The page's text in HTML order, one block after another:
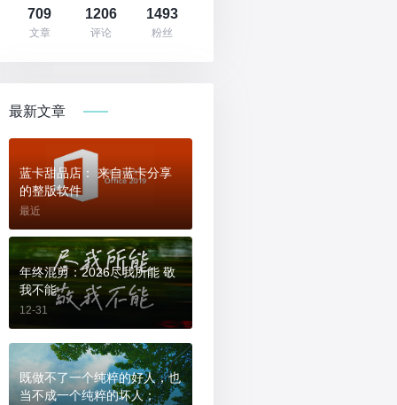
709
文章
1206
评论
1493
粉丝
最新文章
蓝卡甜品店： 来自蓝卡分享
的整版软件
最近
年终混剪：2026尽我所能 敬
我不能
12-31
既做不了一个纯粹的好人，也
当不成一个纯粹的坏人；